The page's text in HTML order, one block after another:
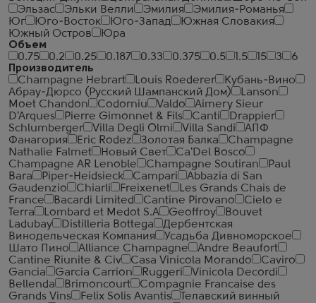
Эльзас
Эльки Велли Эмилия
Эмилия-Романья
Юг
Юго-Восток Юго-Запад
Южная Словакия
Южный Остров
Юра
Объем
0.75
0.2 0.25 0.187 0.33 0.375 0.5 1.5 15 3
6
Производитель
Champagne Hebrart
Louis Roederer
Кубань-Вино
Абрау-Дюрсо (Русский Шампанский Дом)
Lanson
Moet Chandon
Codorniu Valdo
Aimery Sieur
D'Arques
Pierre Gimonnet & Fils Canti
Drappier
Schlumberger
Villa Degli Olmi Villa Sandi
АПФ
Фанагория
Eric Rodez Золотая Балка
Champagne
Nathalie Falmet
Новый Свет
Ca'Del Bosco
Champagne AR Lenoble
Champagne Soutiran
Paul
Bara
Piper-Heidsieck Campari
Abbazia di San
Gaudenzio
Chiarli Freixenet
Les Grands Chais de
France
Bacardi Limited Cantine Pirovano
Cielo e
Terra
Lombard et Medot S.A Geoffroy
Bouvet
Ladubay
Distilleria Bottega
Дербентская
Винодельческая Компания
Усадьба Дивноморское
Шато Пино
Alliance Champagne
Andre Beaufort
Cantine Riunite & Civ
Casa Vinicola Morando
Caviro
Gancia
Garcia Carrion Ruggeri
Vinicola Decordi
Bellenda
Brimoncourt
Compagnie Francaise des
Grands Vins
Felix Solis Avantis Телавский винный